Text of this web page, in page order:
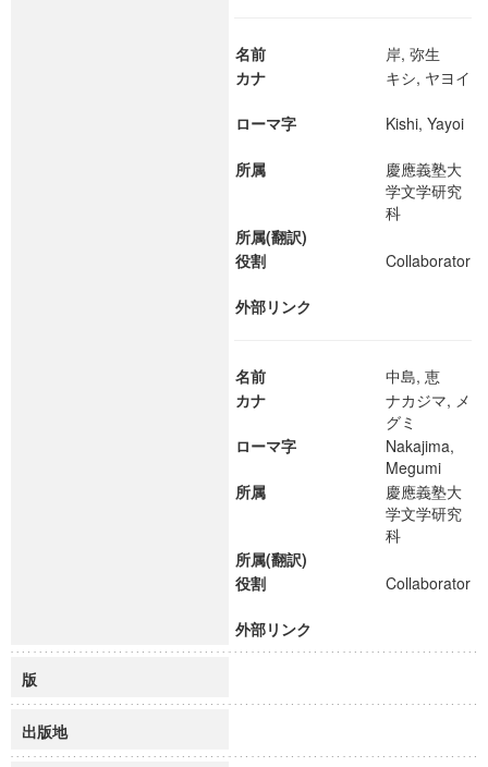
名前
岸, 弥生
カナ
キシ, ヤヨイ
ローマ字 Kishi, Yayoi
所属
慶應義塾大
学文学研究
科
所属(翻訳)
役割
Collaborator
外部リンク
名前
中島, 恵
カナ
ナカジマ, メ
グミ
ローマ字
Nakajima,
Megumi
所属
慶應義塾大
学文学研究
科
所属(翻訳)
役割
Collaborator
外部リンク
版
出版地